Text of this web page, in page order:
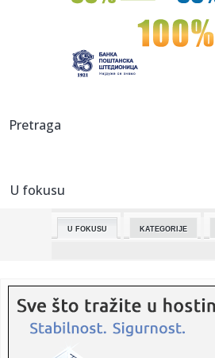
Prva poseta ambasadora
12:56:Talking Heads objavljuju
Jelenom bi...
12:50:
12:48:
„ODLIČNA PRILIKA ZA NAS
12:45:Šok u Los Anđelesu: Zvezda
posedovanja ...
Pretraga
U fokusu
U FOKUSU KATEGORIJE